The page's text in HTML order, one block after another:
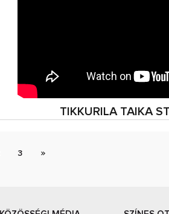
TIKKURILA TAIKA
3